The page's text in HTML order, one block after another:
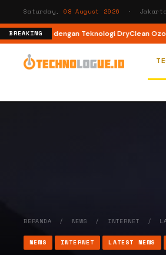
Saturday, 08 August 2026 ·
BREAKING
Load dengan Teknologi DryClean Ozone
BERANDA / NEWS / INTERNET /
NEWS INTERNET LATEST NEWS